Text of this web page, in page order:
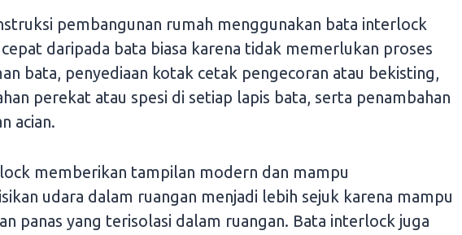
pembangunan rumah menggunakan bata interlock
daripada bata biasa karena tidak memerlukan proses
bata, penyediaan kotak cetak pengecoran atau bekisting,
perekat atau spesi di setiap lapis bata, serta penambahan
acian.
memberikan tampilan modern dan mampu
udara dalam ruangan menjadi lebih sejuk karena mampu
panas yang terisolasi dalam ruangan. Bata interlock juga